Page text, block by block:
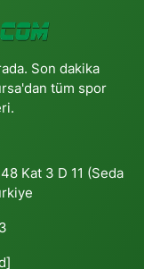
Son dakika
tüm spor
Kat 3 D 11 (Seda